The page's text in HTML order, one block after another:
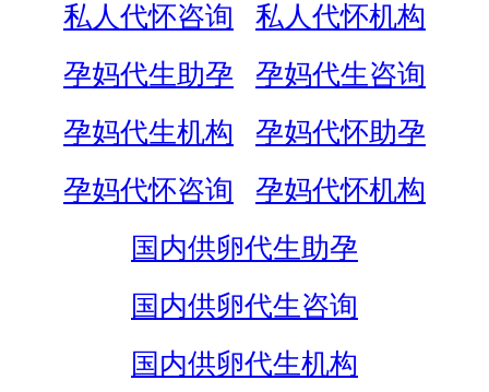
私人代怀咨询
私人代怀机构
孕妈代生助孕
孕妈代生咨询
孕妈代生机构
孕妈代怀助孕
孕妈代怀咨询
孕妈代怀机构
国内供卵代生助孕
国内供卵代生咨询
国内供卵代生机构